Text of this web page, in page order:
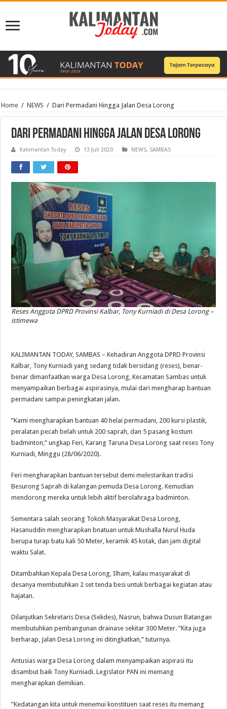
Home / NEWS / Dari Permadani Hingga Jalan Desa Lorong
Dari Permadani Hingga Jalan Desa Lorong
Kalimantan Today 13 Juli 2020 NEWS, SAMBAS
Reses Anggota DPRD Provinsi Kalbar, Tony Kurniadi di Desa Lorong –
istimewa
KALIMANTAN TODAY, SAMBAS – Kehadiran Anggota DPRD Provinsi
Kalbar, Tony Kurniadi yang sedang tidak bersidang (reses), benar-
benar dimanfaatkan warga Desa Lorong, Kecamatan Sambas untuk
menyampaikan berbagai aspirasinya, mulai dari mengharap bantuan
permadani sampai peningkatan jalan.
”Kami mengharapkan bantuan 40 helai permadani, 200 kursi plastik,
peralatan pecah belah untuk 200 saprah, dan 5 pasang kostum
badminton,” ungkap Feri, Karang Taruna Desa Lorong saat reses Tony
Kurniadi, Minggu (28/06/2020).
Feri mengharapkan bantuan tersebut demi melestarikan tradisi
Besurong Saprah di kalangan pemuda Desa Lorong. Kemudian
mendorong mereka untuk lebih aktif berolahraga badminton.
Sementara salah seorang Tokoh Masyarakat Desa Lorong,
Hasanuddin mengharapkan bnatuan untuk Mushalla Nurul Huda
berupa turap batu kali 50 Meter, keramik 45 kotak, dan jam digital
waktu Salat.
Ditambahkan Kepala Desa Lorong, Ilham, kalau masyarakat di
desanya membutuhkan 2 set tenda besi untuk berbagai kegiatan atau
hajatan.
Dilanjutkan Sekretaris Desa (Sekdes), Nasrun, bahwa Dusun Batangan
membutuhkan pembangunan drainase sekitar 300 Meter. ”Kita juga
berharap, Jalan Desa Lorong ini ditingkatkan,” tuturnya.
Antusias warga Desa Lorong dalam menyampaikan aspirasi itu
disambut baik Tony Kurniadi. Legislator PAN ini memang
mengharapkan demikian.
”Kedatangan kita untuk menemui konstituen saat reses itu memang